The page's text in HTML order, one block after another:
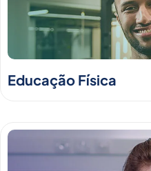
Educação Física